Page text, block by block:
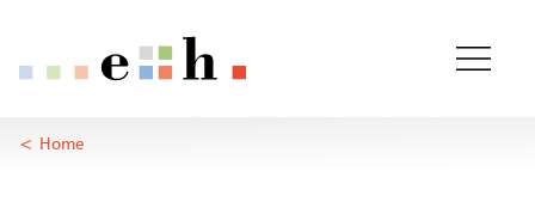
Foire e + h
Pages importantes
Main Navigation
Contenu principal
Home